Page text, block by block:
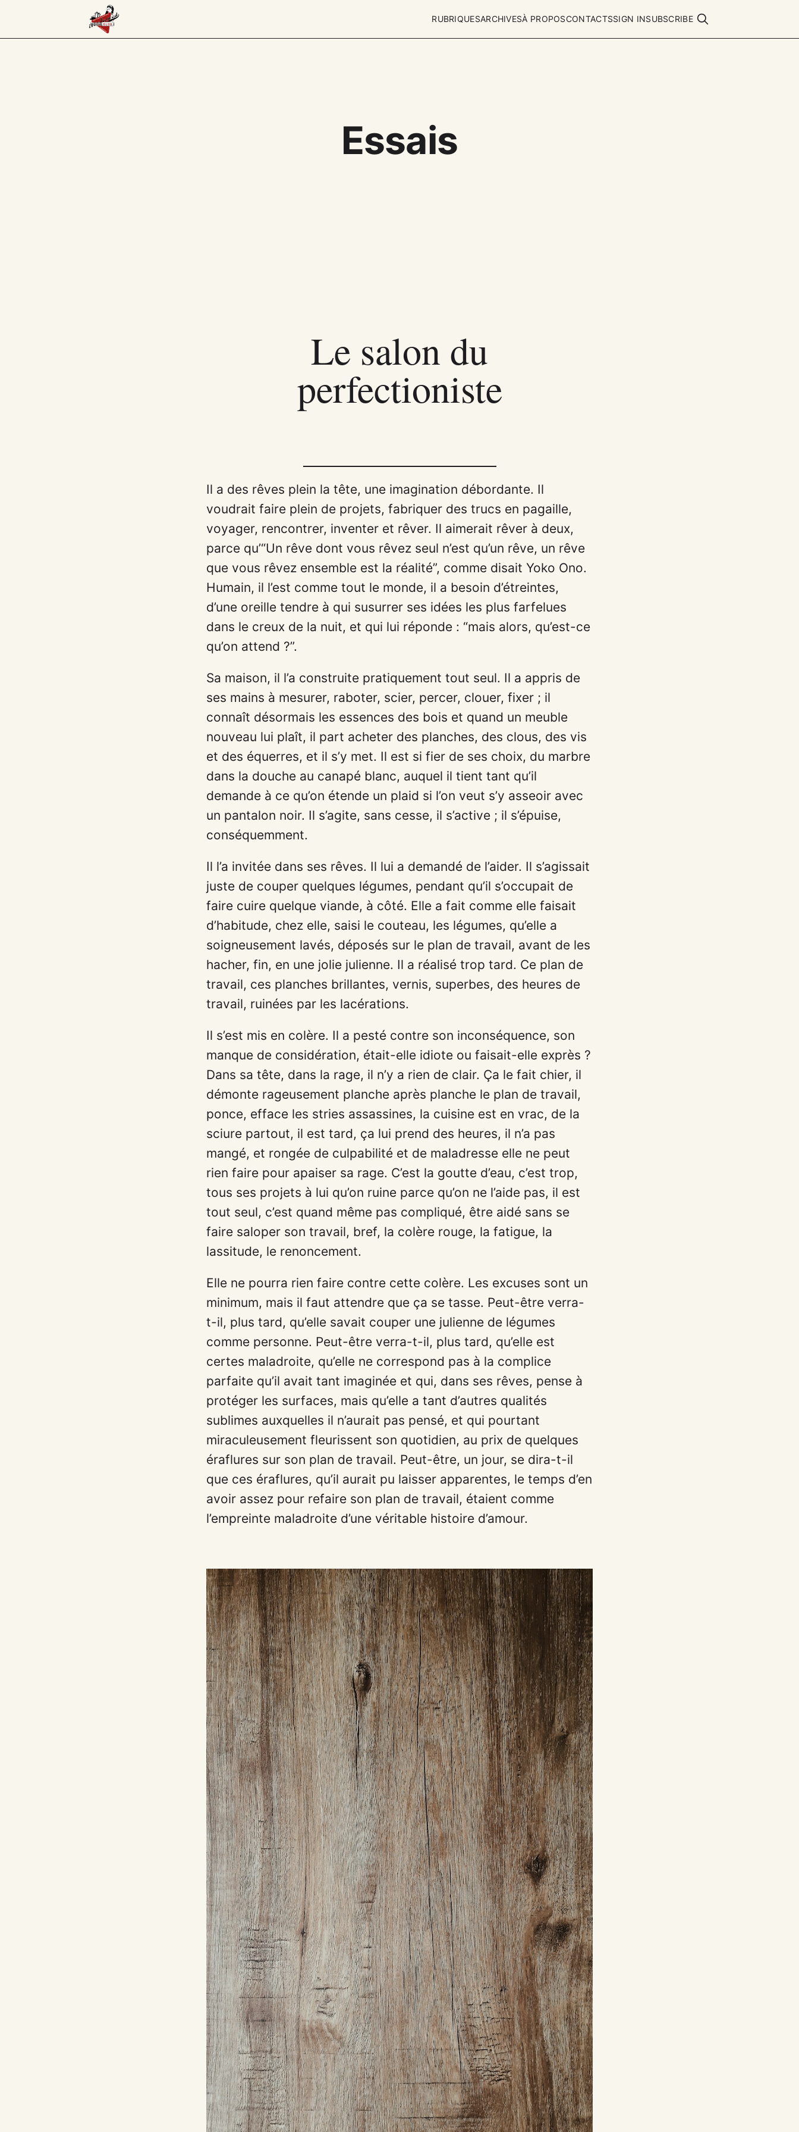
RUBRIQUESARCHIVESÀ PROPOSCONTACTSSIGN INSUBSCRIBE
Essais
Le salon du
perfectioniste
Il a des rêves plein la tête, une imagination débordante. Il
voudrait faire plein de projets, fabriquer des trucs en pagaille,
voyager, rencontrer, inventer et rêver. Il aimerait rêver à deux,
parce qu’“Un rêve dont vous rêvez seul n’est qu’un rêve, un rêve
que vous rêvez ensemble est la réalité”, comme disait Yoko Ono.
Humain, il l’est comme tout le monde, il a besoin d’étreintes,
d’une oreille tendre à qui susurrer ses idées les plus farfelues
dans le creux de la nuit, et qui lui réponde : “mais alors, qu’est-ce
qu’on attend ?”.
Sa maison, il l’a construite pratiquement tout seul. Il a appris de
ses mains à mesurer, raboter, scier, percer, clouer, fixer ; il
connaît désormais les essences des bois et quand un meuble
nouveau lui plaît, il part acheter des planches, des clous, des vis
et des équerres, et il s’y met. Il est si fier de ses choix, du marbre
dans la douche au canapé blanc, auquel il tient tant qu’il
demande à ce qu’on étende un plaid si l’on veut s’y asseoir avec
un pantalon noir. Il s’agite, sans cesse, il s’active ; il s’épuise,
conséquemment.
Il l’a invitée dans ses rêves. Il lui a demandé de l’aider. Il s’agissait
juste de couper quelques légumes, pendant qu’il s’occupait de
faire cuire quelque viande, à côté. Elle a fait comme elle faisait
d’habitude, chez elle, saisi le couteau, les légumes, qu’elle a
soigneusement lavés, déposés sur le plan de travail, avant de les
hacher, fin, en une jolie julienne. Il a réalisé trop tard. Ce plan de
travail, ces planches brillantes, vernis, superbes, des heures de
travail, ruinées par les lacérations.
Il s’est mis en colère. Il a pesté contre son inconséquence, son
manque de considération, était-elle idiote ou faisait-elle exprès ?
Dans sa tête, dans la rage, il n’y a rien de clair. Ça le fait chier, il
démonte rageusement planche après planche le plan de travail,
ponce, efface les stries assassines, la cuisine est en vrac, de la
sciure partout, il est tard, ça lui prend des heures, il n’a pas
mangé, et rongée de culpabilité et de maladresse elle ne peut
rien faire pour apaiser sa rage. C’est la goutte d’eau, c’est trop,
tous ses projets à lui qu’on ruine parce qu’on ne l’aide pas, il est
tout seul, c’est quand même pas compliqué, être aidé sans se
faire saloper son travail, bref, la colère rouge, la fatigue, la
lassitude, le renoncement.
Elle ne pourra rien faire contre cette colère. Les excuses sont un
minimum, mais il faut attendre que ça se tasse. Peut-être verra-
t-il, plus tard, qu’elle savait couper une julienne de légumes
comme personne. Peut-être verra-t-il, plus tard, qu’elle est
certes maladroite, qu’elle ne correspond pas à la complice
parfaite qu’il avait tant imaginée et qui, dans ses rêves, pense à
protéger les surfaces, mais qu’elle a tant d’autres qualités
sublimes auxquelles il n’aurait pas pensé, et qui pourtant
miraculeusement fleurissent son quotidien, au prix de quelques
éraflures sur son plan de travail. Peut-être, un jour, se dira-t-il
que ces éraflures, qu’il aurait pu laisser apparentes, le temps d’en
avoir assez pour refaire son plan de travail, étaient comme
l’empreinte maladroite d’une véritable histoire d’amour.